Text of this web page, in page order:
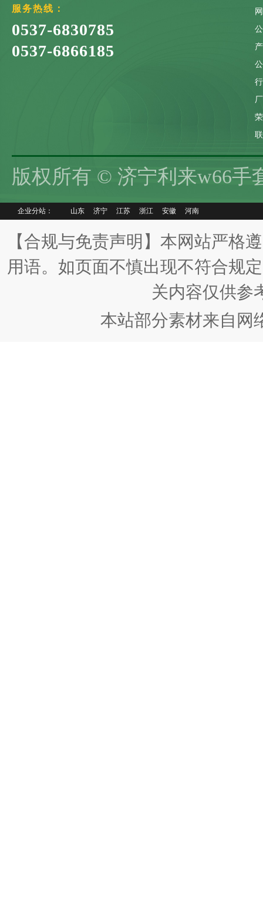
服务热线：
0537-6830785
0537-6866185
版权所有 © 济宁利来w66手
企业分站： 山东 济宁 江苏 浙江 安徽 河南
【合规与免责声明】本网站严格
用语。如页面不慎出现不符合规
关内容仅供参
本站部分素材来自网